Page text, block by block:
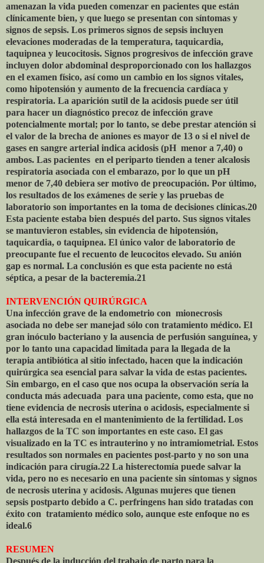
amenazan la vida pueden comenzar en pacientes que están
clínicamente bien, y que luego se presentan con síntomas y
signos de sepsis. Los primeros signos de sepsis incluyen
elevaciones moderadas de la temperatura, taquicardia,
taquipnea y leucocitosis. Signos progresivos de infección grave
incluyen dolor abdominal desproporcionado con los hallazgos
en el examen físico, así como un cambio en los signos vitales,
como hipotensión y aumento de la frecuencia cardíaca y
respiratoria. La aparición sutil de la acidosis puede ser útil
para hacer un diagnóstico precoz de infección grave
potencialmente mortal; por lo tanto, se debe prestar atención si
el valor de la brecha de aniones es mayor de 13 o si el nivel de
gases en sangre arterial indica acidosis (pH menor a 7,40) o
ambos. Las pacientes en el periparto tienden a tener alcalosis
respiratoria asociada con el embarazo, por lo que un pH
menor de 7,40 debiera ser motivo de preocupación. Por último,
los resultados de los exámenes de serie y las pruebas de
laboratorio son importantes en la toma de decisiones clínicas.20
Esta paciente estaba bien después del parto. Sus signos vitales
se mantuvieron estables, sin evidencia de hipotensión,
taquicardia, o taquipnea. El único valor de laboratorio de
preocupante fue el recuento de leucocitos elevado. Su anión
gap es normal. La conclusión es que esta paciente no está
séptica, a pesar de la bacteremia.21
INTERVENCIÓN QUIRÚRGICA
Una infección grave de la endometrio con mionecrosis
asociada no debe ser manejad sólo con tratamiento médico. El
gran inóculo bacteriano y la ausencia de perfusión sanguínea, y
por lo tanto una capacidad limitada para la llegada de la
terapia antibiótica al sitio infectado, hacen que la indicación
quirúrgica sea esencial para salvar la vida de estas pacientes.
Sin embargo, en el caso que nos ocupa la observación sería la
conducta más adecuada para una paciente, como esta, que no
tiene evidencia de necrosis uterina o acidosis, especialmente si
ella está interesada en el mantenimiento de la fertilidad. Los
hallazgos de la TC son importantes en este caso. El gas
visualizado en la TC es intrauterino y no intramiometrial. Estos
resultados son normales en pacientes post-parto y no son una
indicación para cirugía.22 La histerectomía puede salvar la
vida, pero no es necesario en una paciente sin síntomas y signos
de necrosis uterina y acidosis. Algunas mujeres que tienen
sepsis postparto debido a C. perfringens han sido tratadas con
éxito con tratamiento médico solo, aunque este enfoque no es
ideal.6
RESUMEN
Después de la inducción del trabajo de parto para la